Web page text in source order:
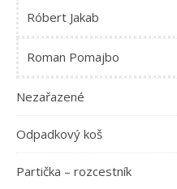
Róbert Jakab
Roman Pomajbo
Nezařazené
Odpadkový koš
Partička – rozcestník